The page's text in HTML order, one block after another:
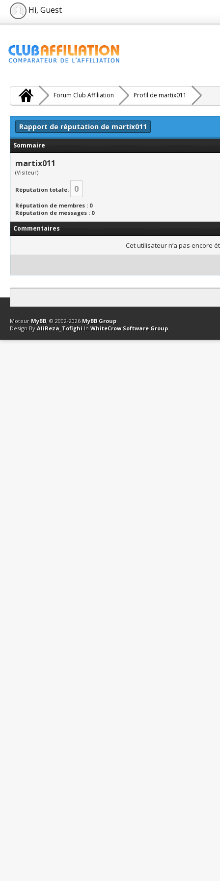
Hi, Guest
Forum Club Affiliation Profil de martix011
Rapport de réputation de martix011
Sommaire
martix011
(Visiteur)
Réputation totale: 0
Réputation de membres : 0
Réputation de messages : 0
Commentaires
Cet utilisateur n’a pas encore
Contact Club Affiliation Retourner en haut Version bas-débit
Moteur MyBB, © 2002-2026 MyBB Group.
Design By AliReza_Tofighi In WhiteCrow Software Group.